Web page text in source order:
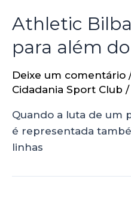
Athletic
para além
Deixe um comentário
Cidadania Sport Club /
Quando a luta de um
é representada
linhas